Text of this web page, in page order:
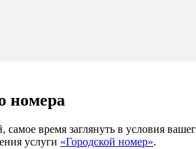
номера
время заглянуть в условия
услуги «Городской номер».